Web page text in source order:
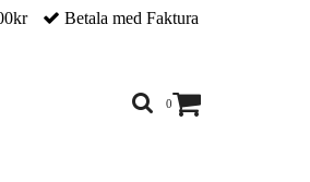
Betala med Faktura
0